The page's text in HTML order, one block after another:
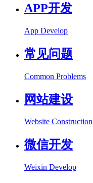
APP开发
App Develop
常见问题
Common Problems
网站建设
Website Construction
微信开发
Weixin Develop